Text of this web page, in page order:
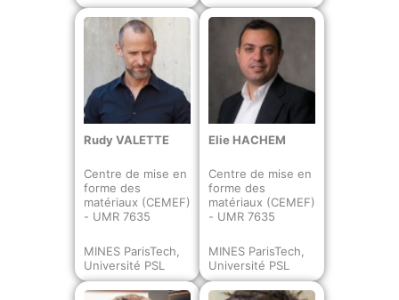
Rudy VALETTE
Centre de mise en
forme des
matériaux (CEMEF)
- UMR 7635
MINES ParisTech,
Université PSL
Elie HACHEM
Centre de mise en
forme des
matériaux (CEMEF)
- UMR 7635
MINES ParisTech,
Université PSL